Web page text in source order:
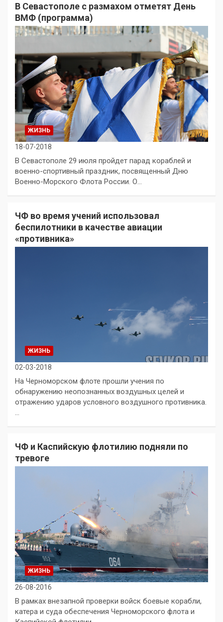
В Севастополе с размахом отметят День
ВМФ (программа)
ЖИЗНЬ
18-07-2018
В Севастополе 29 июля пройдет парад кораблей и
военно-спортивный праздник, посвященный Дню
Военно-Морского Флота России. О…
ЧФ во время учений использовал
беспилотники в качестве авиации
«противника»
ЖИЗНЬ
02-03-2018
На Черноморском флоте прошли учения по
обнаружению неопознанных воздушных целей и
отражению ударов условного воздушного противника.
…
ЧФ и Каспийскую флотилию подняли по
тревоге
ЖИЗНЬ
26-08-2016
В рамках внезапной проверки войск боевые корабли,
катера и суда обеспечения Черноморского флота и